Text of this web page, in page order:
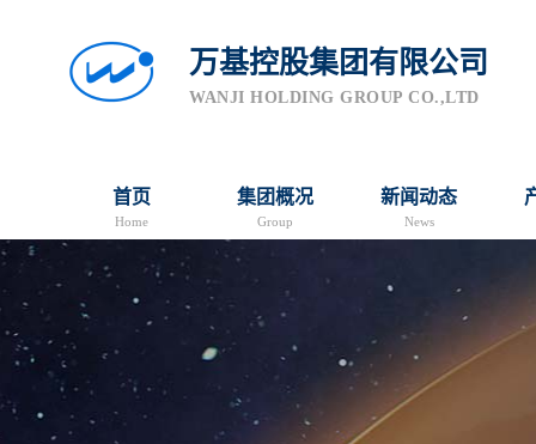
万基控股集团有限公司
WANJI HOLDING GROUP CO.,LTD
首页
Home
集团概况
Group
新闻动态
News